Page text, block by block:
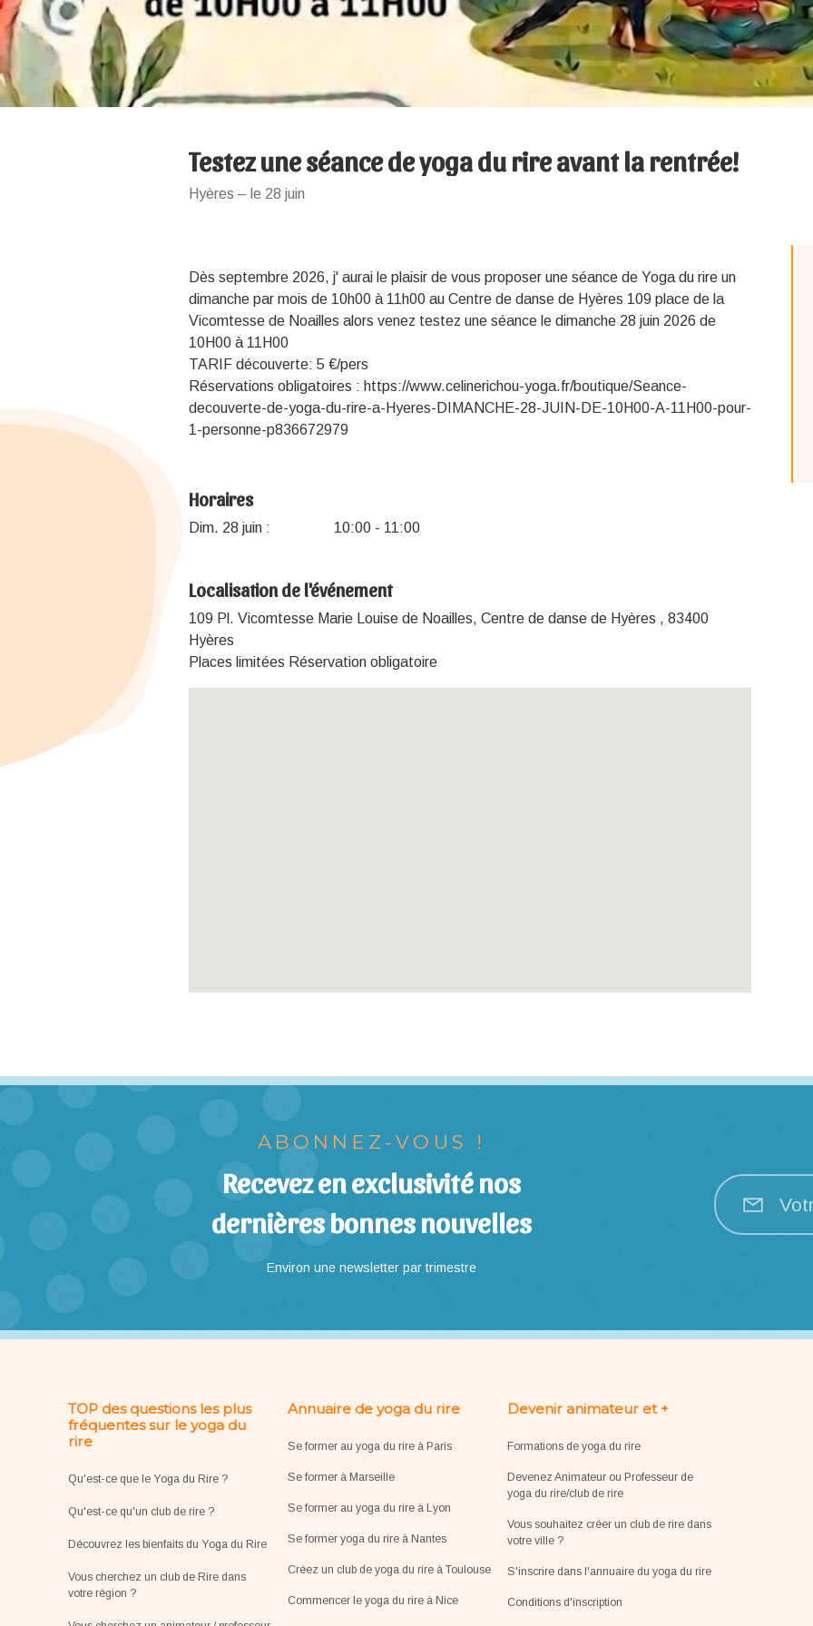
Testez une séance de yoga du rire avant la rentrée!
Hyères – le 28 juin
Dès septembre 2026, j' aurai le plaisir de vous proposer une séance de Yoga du rire un
dimanche par mois de 10h00 à 11h00 au Centre de danse de Hyères 109 place de la
Vicomtesse de Noailles alors venez testez une séance le dimanche 28 juin 2026 de
10H00 à 11H00
TARIF découverte: 5 €/pers
Réservations obligatoires : https://www.celinerichou-yoga.fr/boutique/Seance-
decouverte-de-yoga-du-rire-a-Hyeres-DIMANCHE-28-JUIN-DE-10H00-A-11H00-pour-
1-personne-p836672979
Horaires
Dim. 28 juin : 10:00 - 11:00
Localisation de l'événement
109 Pl. Vicomtesse Marie Louise de Noailles, Centre de danse de Hyères , 83400
Hyères
Places limitées Réservation obligatoire
ABONNEZ-VOUS !
Recevez en exclusivité nos
dernières bonnes nouvelles
Environ une newsletter par trimestre
TOP des questions les plus
fréquentes sur le yoga du
rire
Qu'est-ce que le Yoga du Rire ?
Qu'est-ce qu'un club de rire ?
Découvrez les bienfaits du Yoga du Rire
Vous cherchez un club de Rire dans
votre région ?
Annuaire de yoga du rire
Se former au yoga du rire à Paris
Se former à Marseille
Se former au yoga du rire à Lyon
Se former yoga du rire à Nantes
Créez un club de yoga du rire à Toulouse
Commencer le yoga du rire à Nice
Devenir animateur et +
Formations de yoga du rire
Devenez Animateur ou Professeur de
yoga du rire/club de rire
Vous souhaitez créer un club de rire dans
votre ville ?
S'inscrire dans l'annuaire du yoga du rire
Conditions d'inscription